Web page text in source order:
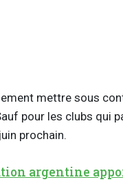
mettre sous
pour les clubs qui
prochain.
argentine